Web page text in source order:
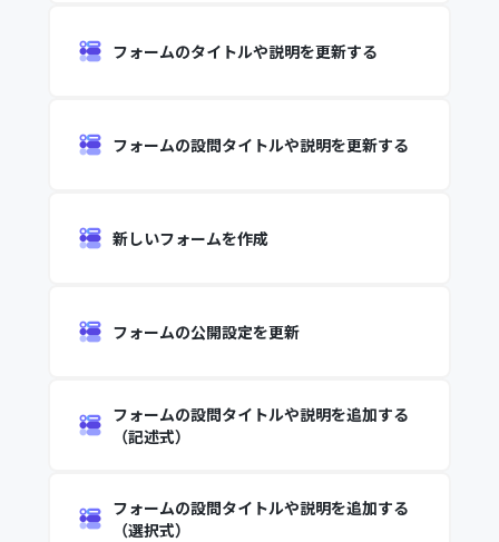
フォームのタイトルや説明を更新する
フォームの設問タイトルや説明を更新する
新しいフォームを作成
フォームの公開設定を更新
フォームの設問タイトルや説明を追加する
（記述式）
フォームの設問タイトルや説明を追加する
（選択式）